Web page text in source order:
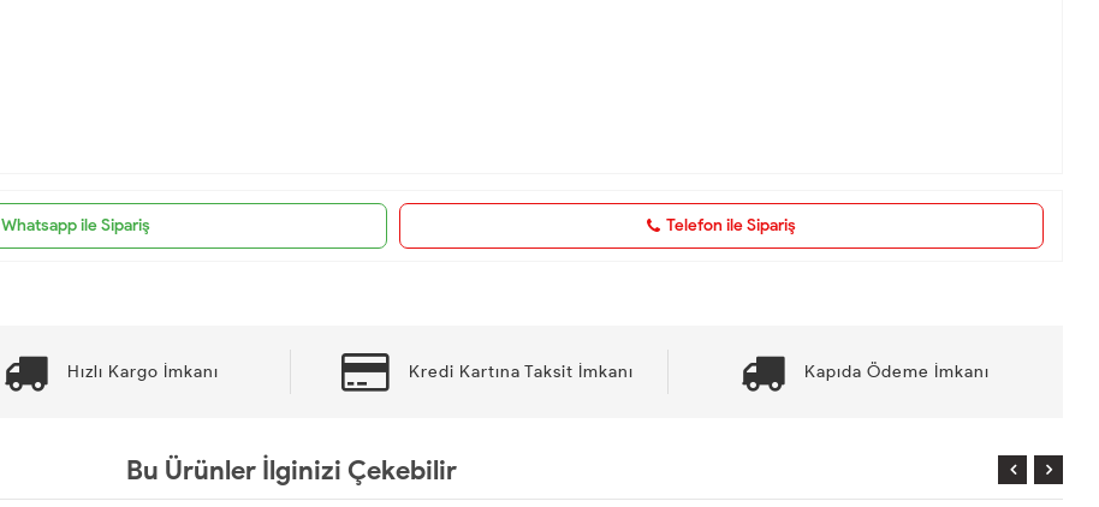
Whatsapp ile Sipariş Telefon ile Sipariş
Hızlı Kargo İmkanı Kredi Kartına Taksit İmkanı Kapıda Ödeme İmkanı
Bu Ürünler İlginizi Çekebilir